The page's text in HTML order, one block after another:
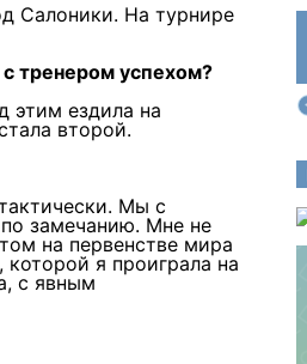
Салоники. На турнире
тренером успехом?
этим ездила на
второй.
Мы с
замечанию. Мне не
на первенстве мира
я проиграла на
с явным
Новых руководителей
в Томской области